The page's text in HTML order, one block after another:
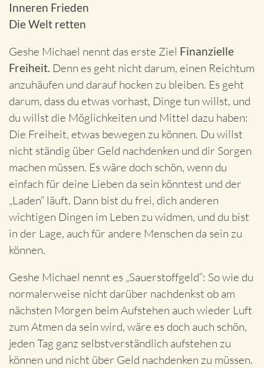
Inneren Frieden
Die Welt retten
Geshe Michael nennt das erste Ziel Finanzielle
Freiheit. Denn es geht nicht darum, einen Reichtum
anzuhäufen und darauf hocken zu bleiben. Es geht
darum, dass du etwas vorhast, Dinge tun willst, und
du willst die Möglichkeiten und Mittel dazu haben:
Die Freiheit, etwas bewegen zu können. Du willst
nicht ständig über Geld nachdenken und dir Sorgen
machen müssen. Es wäre doch schön, wenn du
einfach für deine Lieben da sein könntest und der
„Laden“ läuft. Dann bist du frei, dich anderen
wichtigen Dingen im Leben zu widmen, und du bist
in der Lage, auch für andere Menschen da sein zu
können.
Geshe Michael nennt es „Sauerstoffgeld“: So wie du
normalerweise nicht darüber nachdenkst ob am
nächsten Morgen beim Aufstehen auch wieder Luft
zum Atmen da sein wird, wäre es doch auch schön,
jeden Tag ganz selbstverständlich aufstehen zu
können und nicht über Geld nachdenken zu müssen.